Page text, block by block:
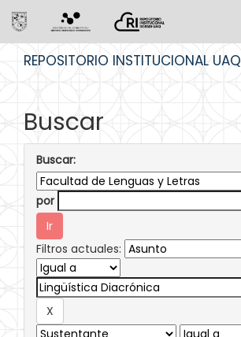
REPOSITORIO INSTITUCIONAL UAQ
Buscar
Buscar:
por
Filtros actuales: